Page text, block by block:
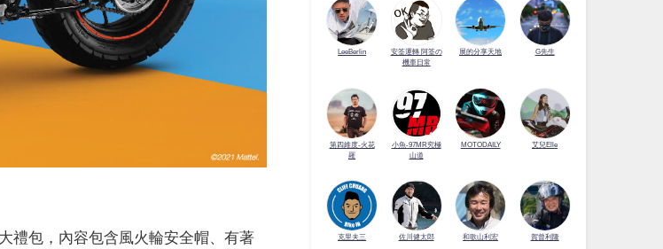
禮包，內容包含風火輪安全帽、有著
LeeBerlin
安筌運轉 阿筌の
機車日常
展的分享天地 G先生
第四維度-火花
羅
小魚-97MR究極
山道
MOTODAILY 艾兒Elle
克里夫三 佐川健太郎 和歌山利宏 賀曾利隆